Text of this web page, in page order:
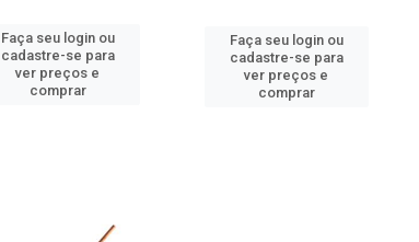
Faça seu login ou
cadastre-se para
ver preços e
comprar
Faça seu login ou
cadastre-se para
ver preços e
comprar